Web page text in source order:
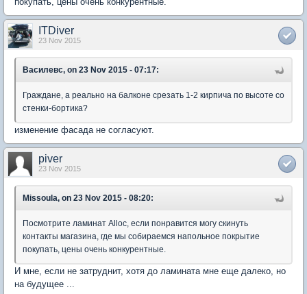
ITDiver
23 Nov 2015
Василевс, on 23 Nov 2015 - 07:17:
Граждане, а реально на балконе срезать 1-2 кирпича по высоте со
стенки-бортика?
изменение фасада не согласуют.
piver
23 Nov 2015
Missoula, on 23 Nov 2015 - 08:20:
Посмотрите ламинат Alloc, если понравится могу скинуть
контакты магазина, где мы собираемся напольное покрытие
покупать, цены очень конкурентные.
И мне, если не затруднит, хотя до ламината мне еще далеко, но
на будущее ...